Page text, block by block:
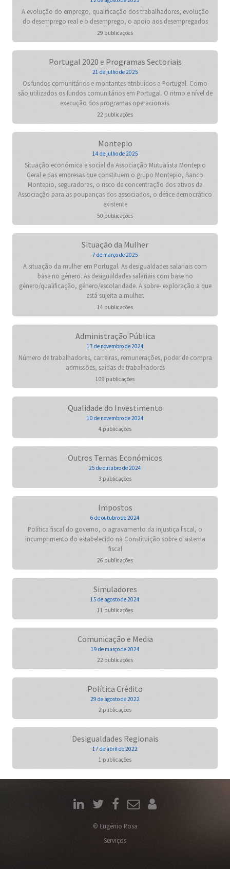
A evolução do emprego, qualificação dos trabalhadores, evolução
do desemprego real e o desemprego, o apoio aos desempregados
29 publicações
Portugal 2020 e Programas Sectoriais
21 de julho de 2025
Os fundos comunitários e montantes atribuídos a Portugal. Como
são utilizados os fundos comunitários em Portugal. O ritmo e nível de
execução dos programas operacionais.
22 publicações
Montepio
14 de julho de 2025
Situação económica e social da Associação Mutualista Montepio
Geral e das empresas que constituem o grupo Montepio, Banco
Montepio, seguradoras, o risco de concentração dos ativos da
Associação para as poupanças dos associados, o défice democrático
existente
50 publicações
Situação da Mulher
7 de março de 2025
A situação da mulher em Portugal. As desigualdades salariais com
base no género. As desigualdades salariais com base no
género/qualificação, género/escolaridade. A sobre- exploração a que
está sujeita a mulher.
14 publicações
Administração Pública
17 de novembro de 2024
Número de trabalhadores, carreiras, remunerações, poder de compra
admissões, saídas de trabalhadores
109 publicações
Qualidade do Investimento
10 de novembro de 2024
4 publicações
Outros Temas Económicos
25 de outubro de 2024
3 publicações
Impostos
6 de outubro de 2024
Política fiscal do governo, o agravamento da injustiça fiscal, o
incumprimento do estabelecido na Constituição sobre o sistema
fiscal
26 publicações
Simuladores
15 de agosto de 2024
11 publicações
Comunicação e Media
19 de março de 2024
22 publicações
Política Crédito
29 de agosto de 2022
2 publicações
Desigualdades Regionais
17 de abril de 2022
1 publicações
© Eugénio Rosa
Serviços